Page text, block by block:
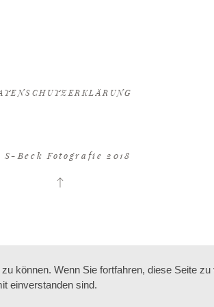
Beck Fotografie 2018
können. Wenn Sie fortfahren, diese Seite
einverstanden sind.